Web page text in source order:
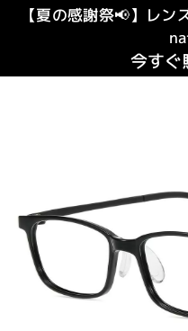
【夏の感謝祭📢】レ
今す